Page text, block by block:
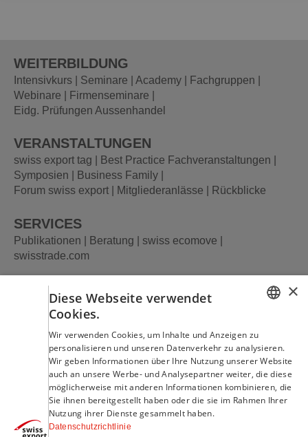
WEITERBILDUNG
Intensivkurs | Seminare | Academy
Fachgruppen |
Webinare |
Firmenseminare |
Eidg. Prüfungen Aussenhandel
VERANSTALTUNGEN
swiss export tag |
Best Practice Fachveranstaltungen |
Symposien |
Business Family |
Forum swiss export |
Mitgliederanlässe | Rückblicke
SERVICES
Publikationen | Beratung | swiss ecomove
swisstrade.com
VERBAND
Über uns | Dienstleistungen |
KONTAKT
swiss export
Verband/Association
Staffelstrasse 8
FRENCH
×
Diese Webseite verwendet
Cookies.
Wir verwenden Cookies, um Inhalte und Anzeigen zu
personalisieren und unseren Datenverkehr zu analysieren.
Wir geben Informationen über Ihre Nutzung unserer Website
auch an unsere Werbe- und Analysepartner weiter, die diese
möglicherweise mit anderen Informationen kombinieren, die
Sie ihnen bereitgestellt haben oder die sie im Rahmen Ihrer
Nutzung ihrer Dienste gesammelt haben.
Datenschutzrichtlinie